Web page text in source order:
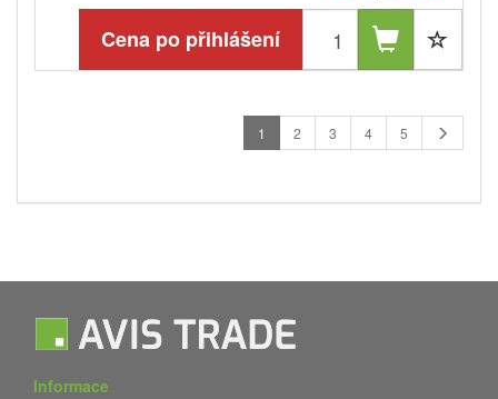
Cena po přihlášení
1 2 3 4 5
Informace